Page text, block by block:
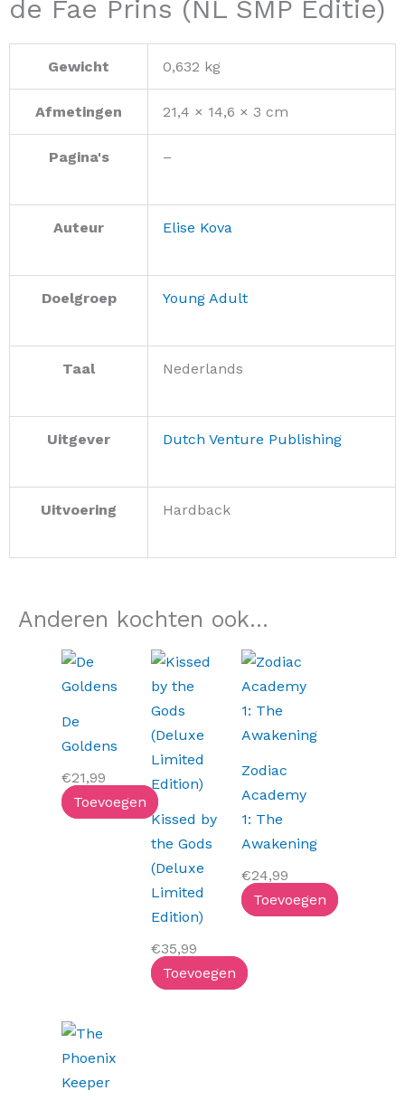
de Fae Prins (NL SMP Editie)
Gewicht 0,632 kg
Afmetingen 21,4 × 14,6 × 3 cm
Pagina's –
Auteur Elise Kova
Doelgroep Young Adult
Taal Nederlands
Uitgever Dutch Venture Publishing
Uitvoering Hardback
Anderen kochten ook...
De
Goldens
€21,99
Toevoegen
Kissed by
the Gods
(Deluxe
Limited
Edition)
€35,99
Toevoegen
Zodiac
Academy
1: The
Awakening
€24,99
Toevoegen